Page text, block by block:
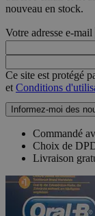
nouveau en stock.
Votre adresse e-mail
Ce site est protégé
et Conditions
Informez-moi des
Commandé
Choix de
Livraison